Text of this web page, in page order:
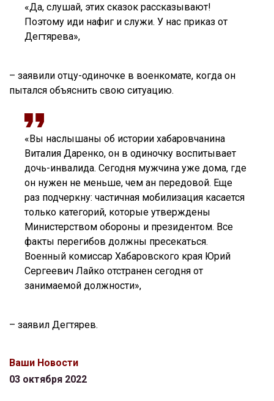
«Да, слушай, этих сказок рассказывают!
Поэтому иди нафиг и служи. У нас приказ от
Дегтярева»,
– заявили отцу-одиночке в военкомате, когда он
пытался объяснить свою ситуацию.
«Вы наслышаны об истории хабаровчанина
Виталия Даренко, он в одиночку воспитывает
дочь-инвалида. Сегодня мужчина уже дома, где
он нужен не меньше, чем ан передовой. Еще
раз подчеркну: частичная мобилизация касается
только категорий, которые утверждены
Министерством обороны и президентом. Все
факты перегибов должны пресекаться.
Военный комиссар Хабаровского края Юрий
Сергеевич Лайко отстранен сегодня от
занимаемой должности»,
– заявил Дегтярев.
Ваши Новости
03 октября 2022